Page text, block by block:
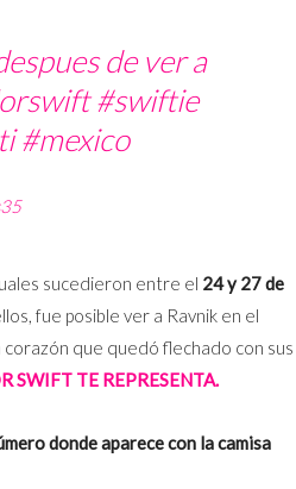
de ver a
#swiftie
#mexico
sucedieron entre el 24 y 27 de
fue posible ver a Ravnik en el
que quedó flechado con sus
SWIFT TE REPRESENTA.
donde aparece con la camisa